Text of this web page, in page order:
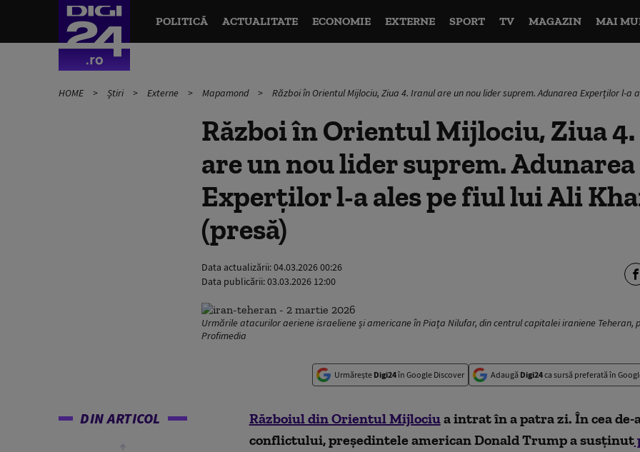
POLITICĂ ACTUALITATE ECONOMIE EXTERNE SPORT TV MAGAZIN MAI
HOME Știri Externe Mapamond Război în Orientul Mijlociu, Ziua 4. Iranul are un nou lider suprem. Adunarea Experților l-a
Război în Orientul Mijlociu, Ziua
are un nou lider suprem. Adunarea
Experților l-a ales pe fiul lui Ali
(presă)
Data actualizării:04.03.2026 00:26
Data publicării:03.03.2026 12:00
Urmările atacurilor aeriene israeliene și americane în Piața Nilufar, din centrul capitalei iraniene Teheran,
Profimedia
Urmărește Digi24în Google Discover Adaugă Digi24ca sursă preferată în
DIN ARTICOL Războiul din Orientul Mijlociua intrat în a patra zi. În cea de-
conflictului, președintele american Donald Trump a susținut